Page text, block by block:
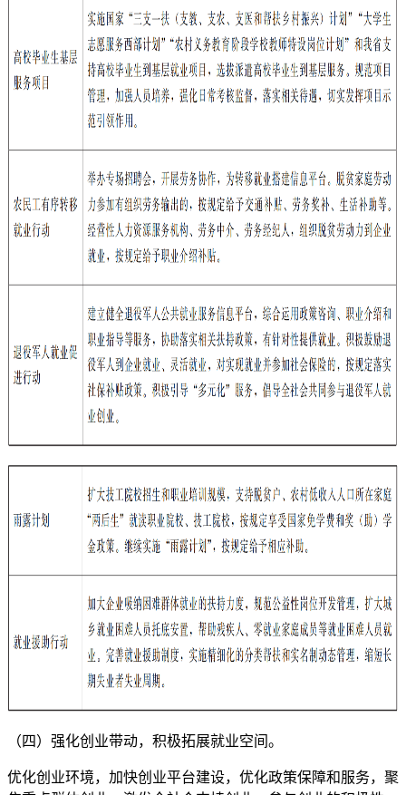
（四）强化创业带动，积极拓展就业空间。
优化创业环境，加快创业平台建设，优化政策保障和服务，聚